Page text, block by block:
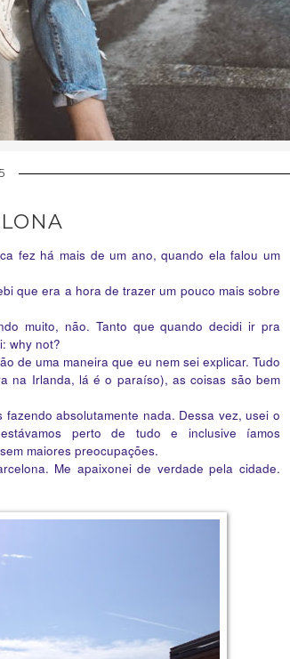
fez há mais de um ano, quando ela falou um
que era a hora de trazer um pouco mais sobre
muito, não. Tanto que quando decidi ir pra
why not?
de uma maneira que eu nem sei explicar. Tudo
na Irlanda, lá é o paraíso), as coisas são bem
absolutamente nada. Dessa vez, usei o
perto de tudo e inclusive íamos
maiores preocupações.
Me apaixonei de verdade pela cidade.